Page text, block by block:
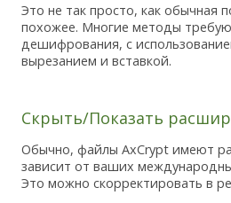
Это не так просто, как обычная
похожее. Многие методы
дешифрования, с
вырезанием и вставкой.
Скрыть/Показать
Обычно, файлы AxCrypt имеют
зависит от ваших
Это можно скорректировать в